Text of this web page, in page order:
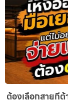
ต้องเลือกสายกี